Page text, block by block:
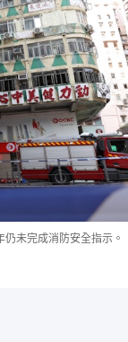
未完成消防安全指示。